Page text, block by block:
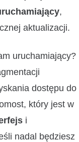
,
aktualizacji.
uruchamiający?
dostępu do
który jest w
i
nadal będziesz